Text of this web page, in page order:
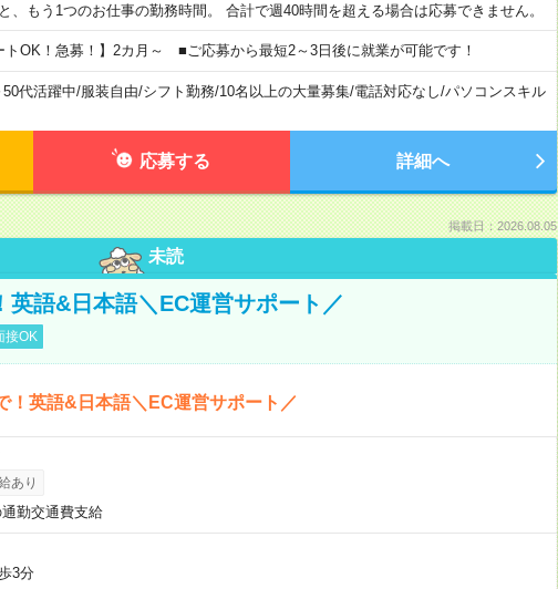
、もう1つのお仕事の勤務時間。 合計で週40時間を超える場合は応募できません。
トOK！急募！】2カ月～ ■ご応募から最短2～3日後に就業が可能です！
代活躍中/服装自由/シフト勤務/10名以上の大量募集/電話対応なし/パソコンスキル
応募する 詳細へ
掲載日：2026.08.05
未読
英語&日本語＼EC運営サポート／
接OK
！英語&日本語＼EC運営サポート／
あり
勤交通費支給
3分